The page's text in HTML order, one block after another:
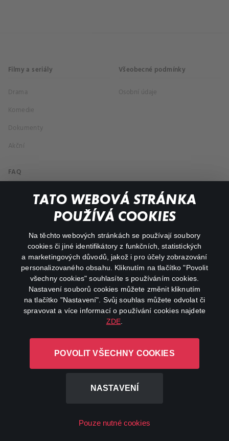
TATO WEBOVÁ STRÁNKA
POUŽÍVÁ COOKIES
Na těchto webových stránkách se používají soubory
cookies či jiné identifikátory z funkčních, statistických
a marketingových důvodů, jakož i pro účely zobrazování
personalizovaného obsahu. Kliknutím na tlačítko "Povolit
všechny cookies" souhlasíte s používáním cookies.
Nastavení souborů cookies můžete změnit kliknutím
na tlačítko "Nastavení". Svůj souhlas můžete odvolat či
spravovat a více informací o používání cookies najdete
ZDE
POVOLIT VŠECHNY COOKIES
NASTAVENÍ
Pouze nutné cookies
Filmy a seriály
Drama
Komedie
Dokumenty
Akční
Všeobecné podmínky
Osobní údaje
FAQ
Můj účet
Důležité odkazy
facebookinstagram
youtube
L-1246 Luxembourg R.C.S.